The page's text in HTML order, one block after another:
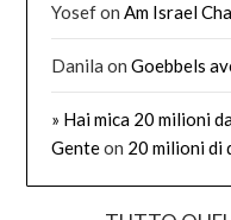
YosefonAm Israel
Danila onGoebbels
» Hai mica 20 milioni
Genteon 20 milioni di